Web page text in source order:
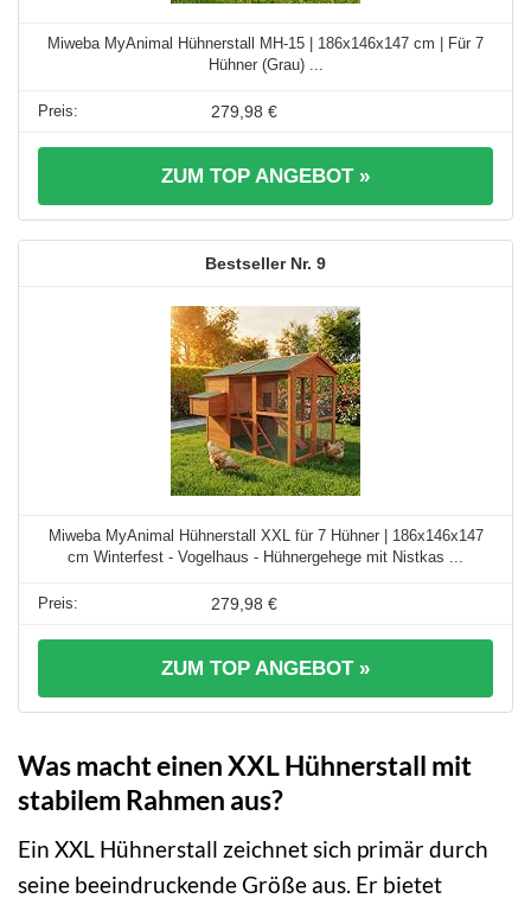
Miweba MyAnimal Hühnerstall MH-15 | 186x146x147 cm | Für 7
Hühner (Grau) ...
279,98 €
ZUM TOP ANGEBOT »
9
Miweba MyAnimal Hühnerstall XXL für 7 Hühner | 186x146x147
cm Winterfest - Vogelhaus - Hühnergehege mit Nistkas ...
279,98 €
ZUM TOP ANGEBOT »
Was macht einen XXL Hühnerstall mit
stabilem Rahmen aus?
Ein XXL Hühnerstall zeichnet sich primär durch
seine beeindruckende Größe aus. Er bietet